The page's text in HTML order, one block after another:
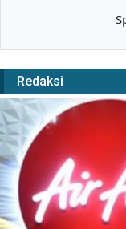
Redaksi